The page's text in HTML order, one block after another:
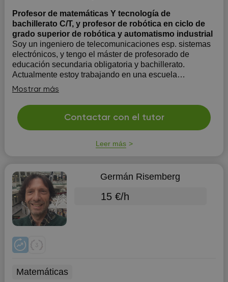
Profesor de matemáticas Y tecnología de
bachillerato C/T, y profesor de robótica en ciclo de
grado superior de robótica y automatismo industrial
Soy un ingeniero de telecomunicaciones esp. sistemas
electrónicos, y tengo el máster de profesorado de
educación secundaria obligatoria y bachillerato.
Actualmente estoy trabajando en una escuela
concertada como profesor de matemáticas, tecnología
industrial y dibujo técnico en bachillerato científ...
Mostrar más
Contactar con el tutor
Leer más
Germán Risemberg
15 €/h
Matemáticas